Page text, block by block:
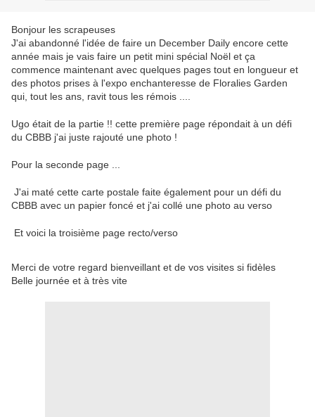
Bonjour les scrapeuses
J'ai abandonné l'idée de faire un December Daily encore cette
année mais je vais faire un petit mini spécial Noël et ça
commence maintenant avec quelques pages tout en longueur et
des photos prises à l'expo enchanteresse de Floralies Garden
qui, tout les ans, ravit tous les rémois ....
Ugo était de la partie !! cette première page répondait à un défi
du CBBB j'ai juste rajouté une photo !
Pour la seconde page ...
J'ai maté cette carte postale faite également pour un défi du
CBBB avec un papier foncé et j'ai collé une photo au verso
Et voici la troisième page recto/verso
Merci de votre regard bienveillant et de vos visites si fidèles
Belle journée et à très vite